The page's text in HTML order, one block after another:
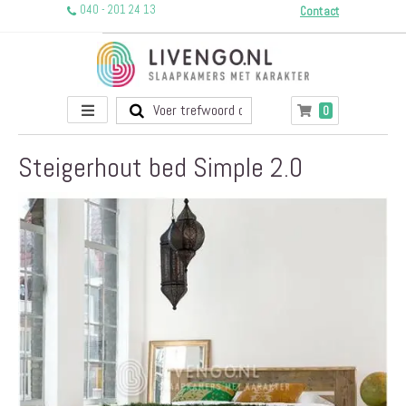
040 - 201 24 13 Contact
Toggle
Nav
Winkelwagen
0producten
Steigerhout bed Simple 2.0
Ga
naar
het
einde
van
de
afbeeldingen-
gallerij